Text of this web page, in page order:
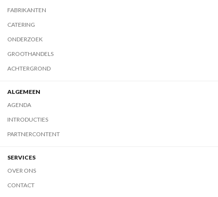
FABRIKANTEN
CATERING
ONDERZOEK
GROOTHANDELS
ACHTERGROND
ALGEMEEN
AGENDA
INTRODUCTIES
PARTNERCONTENT
SERVICES
OVER ONS
CONTACT